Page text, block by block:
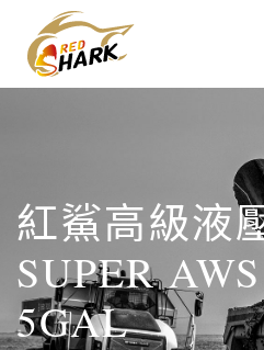
links
content
紅鯊高級液
SUPER
5GAL